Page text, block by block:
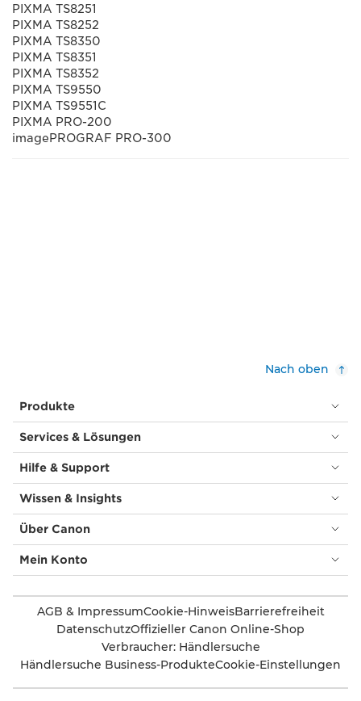
PIXMA TS8251
PIXMA TS8252
PIXMA TS8350
PIXMA TS8351
PIXMA TS8352
PIXMA TS9550
PIXMA TS9551C
PIXMA PRO-200
imagePROGRAF PRO-300
Nach oben
Produkte
Services & Lösungen
Hilfe & Support
Wissen & Insights
Über Canon
Mein Konto
AGB & ImpressumCookie-HinweisBarrierefreiheit
DatenschutzOffizieller Canon Online-Shop
Verbraucher: Händlersuche
Händlersuche Business-ProdukteCookie-Einstellungen